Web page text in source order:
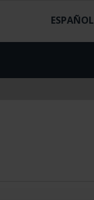
ESPAÑOL